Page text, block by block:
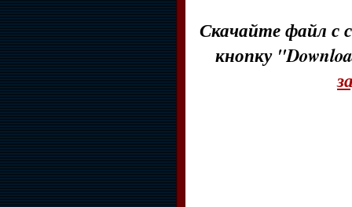
Скачайте файл с
кнопку